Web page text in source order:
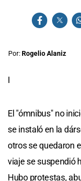
Por:Rogelio Alaniz
I
El "ómnibus" no
se instaló en la
otros se quedaron
viaje se suspendió
Hubo protestas,